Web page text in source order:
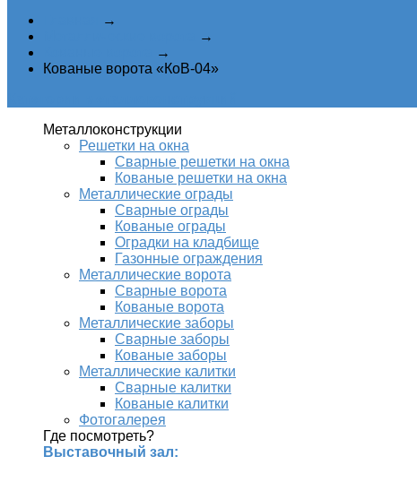
→
→
→
Кованые ворота «КоВ-04»
Металлоконструкции
Решетки на окна
Сварные решетки на окна
Кованые решетки на окна
Металлические ограды
Сварные ограды
Кованые ограды
Оградки на кладбище
Газонные ограждения
Металлические ворота
Сварные ворота
Кованые ворота
Металлические заборы
Сварные заборы
Кованые заборы
Металлические калитки
Сварные калитки
Кованые калитки
Фотогалерея
Где посмотреть?
Выставочный зал: